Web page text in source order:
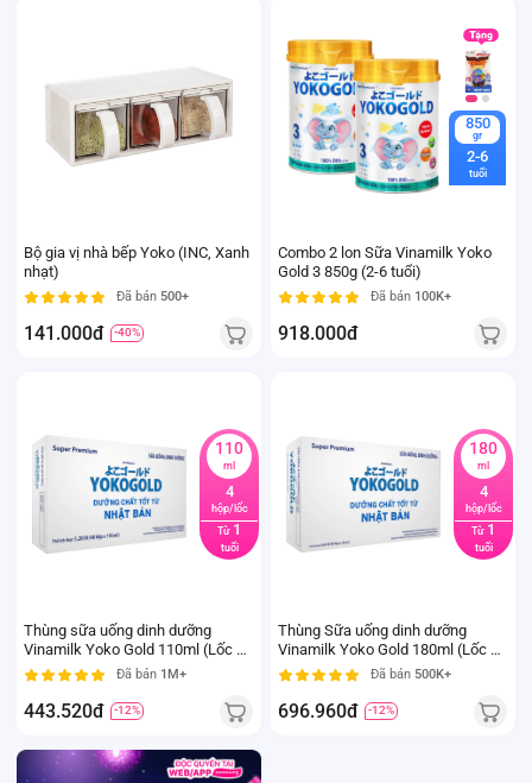
Bộ gia vị nhà bếp Yoko (INC, Xanh
nhạt)
Đã bán 500+
141.000đ -40%
850
gr
2-6
tuổi
Combo 2 lon Sữa Vinamilk Yoko
Gold 3 850g (2-6 tuổi)
Đã bán 100K+
918.000đ
110
ml
4
hộp/lốc
Từ 1
tuổi
Thùng sữa uống dinh dưỡng
Vinamilk Yoko Gold 110ml (Lốc 4
hộp)
Đã bán 1M+
443.520đ -12%
180
ml
4
hộp/lốc
Từ 1
tuổi
Thùng Sữa uống dinh dưỡng
Vinamilk Yoko Gold 180ml (Lốc 4)
- 12 lốc
Đã bán 500K+
696.960đ -12%